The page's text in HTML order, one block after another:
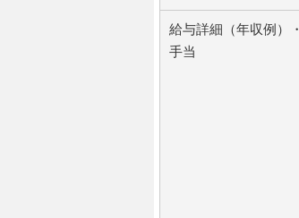
給与詳細（年収例）・
手当